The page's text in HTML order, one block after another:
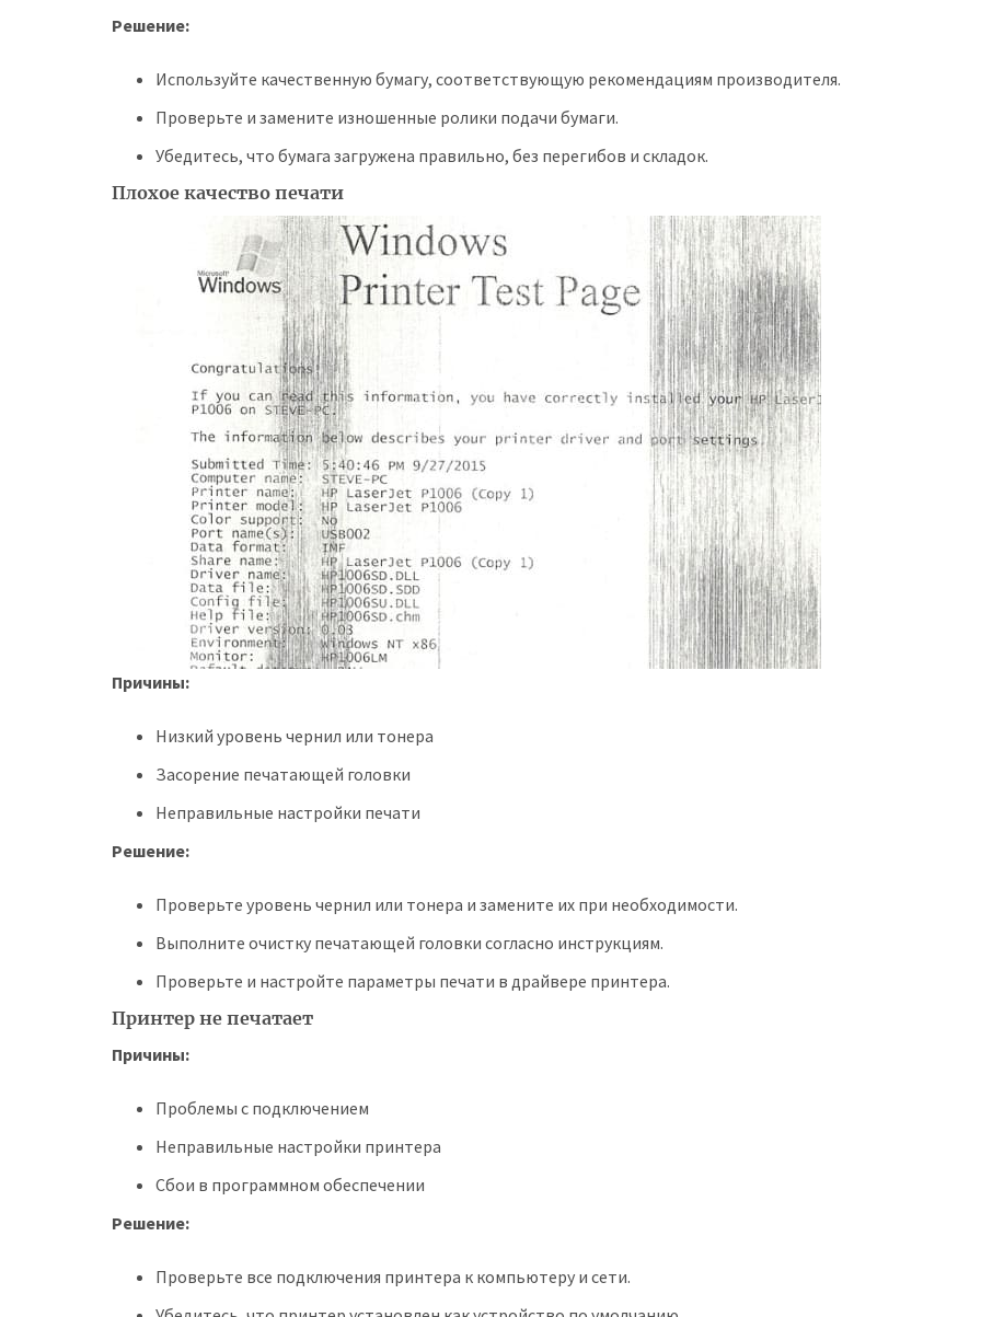
Решение:
Используйте качественную бумагу, соответствующую рекомендациям производителя.
Проверьте и замените изношенные ролики подачи бумаги.
Убедитесь, что бумага загружена правильно, без перегибов и складок.
Плохое качество печати
Причины:
Низкий уровень чернил или тонера
Засорение печатающей головки
Неправильные настройки печати
Решение:
Проверьте уровень чернил или тонера и замените их при необходимости.
Выполните очистку печатающей головки согласно инструкциям.
Проверьте и настройте параметры печати в драйвере принтера.
Принтер не печатает
Причины:
Проблемы с подключением
Неправильные настройки принтера
Сбои в программном обеспечении
Решение:
Проверьте все подключения принтера к компьютеру и сети.